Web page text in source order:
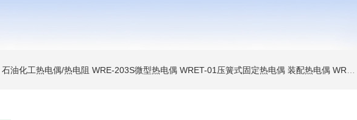
石油化工热电偶/热电阻 WRE-203S微型热电偶 WRET-01压簧式固定热电偶 装配热电偶 WRP高温贵金属铂铑热电偶